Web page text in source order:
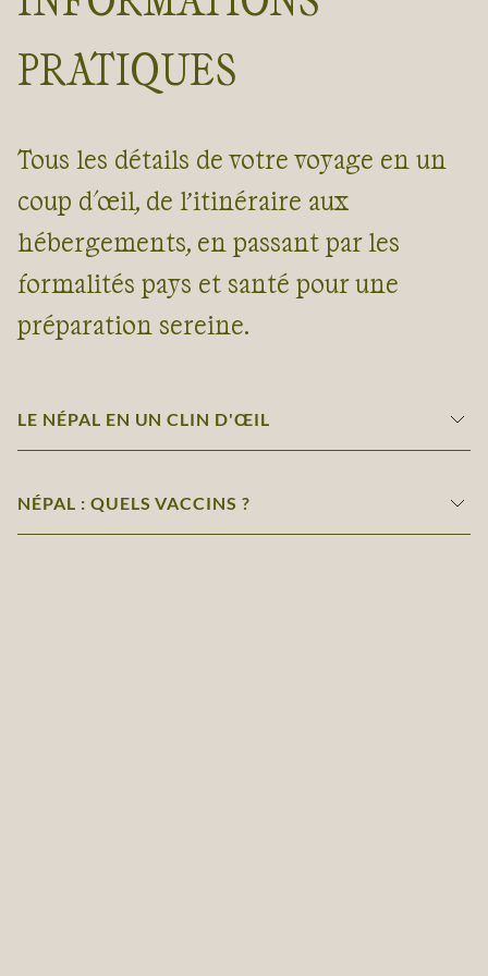
PRATIQUES
Tous les détails de votre voyage en un
coup d'œil, de l’itinéraire aux
hébergements, en passant par les
formalités pays et santé pour une
préparation sereine.
LE NÉPAL EN UN CLIN D'ŒIL
NÉPAL : QUELS VACCINS ?